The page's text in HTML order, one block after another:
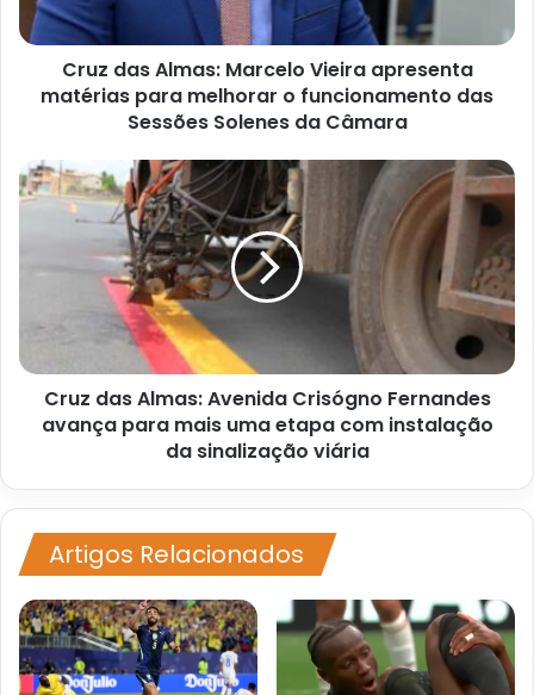
para
melhorar
funcionamento
Solenes
da
Câmara
Cruz das Almas: Marcelo Vieira apresenta
matérias para melhorar o funcionamento das
Sessões Solenes da Câmara
Cruz
das
Crisógno
avança
mais
uma
etapa
viária
Cruz das Almas: Avenida Crisógno Fernandes
avança para mais uma etapa com instalação
da sinalização viária
Artigos Relacionados